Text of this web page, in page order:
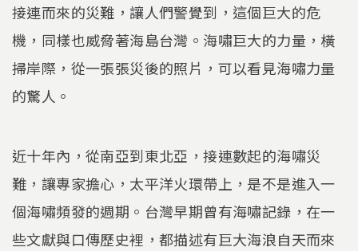
接連而來的災難，讓人們警覺到，這個巨大的危
機，同樣也威脅著海島台灣。海嘯巨大的力量，橫
掃岸際，從一張張災後的照片，可以看見海嘯力量
的驚人。
近十年內，從南亞到東北亞，接連數起的海嘯災
難，讓專家擔心，太平洋火環帶上，是不是進入一
個海嘯頻發的週期。台灣早期曾有海嘯記錄，在一
些文獻與口傳歷史裡，都描述有巨大海浪自天而來